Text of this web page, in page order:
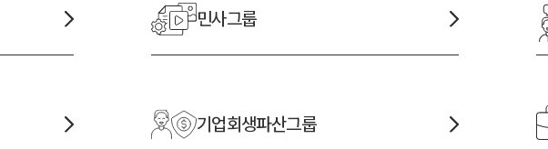
민사그룹
기업회생파산그룹